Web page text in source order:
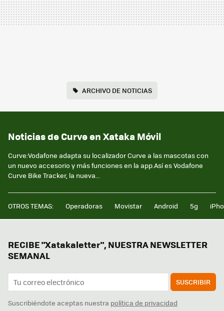
ARCHIVO DE NOTICIAS
Noticias de Curve en Xataka Móvil
Curve:Vodafone adapta su localizador Curve a las mascotas con
un nuevo accesorio y más funciones en la app.Así es Vodafone
Curve Bike Tracker, la nueva...
OTROS TEMAS: Operadoras Movistar Android 5g
RECIBE "Xatakaletter", NUESTRA NEWSLETTER
SEMANAL
SUSCRIBIR
Suscribiéndote aceptas nuestra política de privacidad